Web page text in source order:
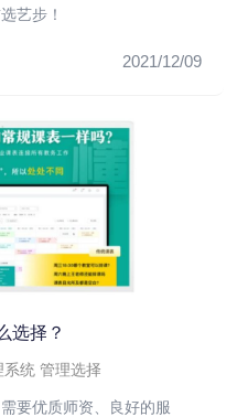
艺步！
2021/12/09
选择？
系统 管理选择
要优质师资、良好的服